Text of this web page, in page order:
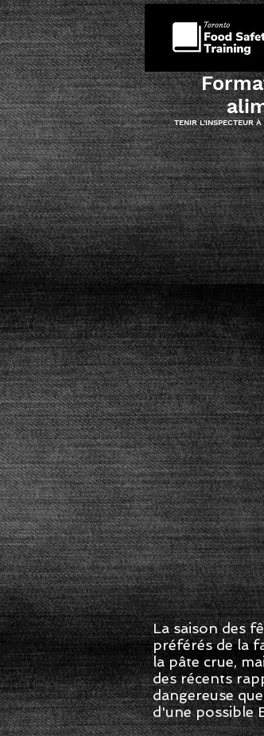
TENIR L'INSPECTEUR
La saison des
préférés de la
la pâte crue,
des récents
dangereuse
d'une possible